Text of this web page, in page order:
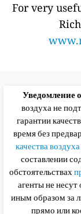
For very
Уведомление
воздуха не
гарантии
время без
качества воздуха
составлении
обстоятельствах
агенты не несут
иным образом за
прямо или